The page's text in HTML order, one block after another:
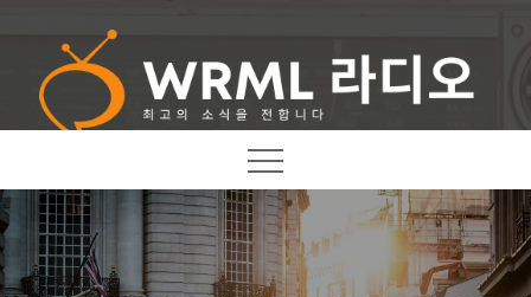
content
WRML 라디오
최고의 소식을 전합니다